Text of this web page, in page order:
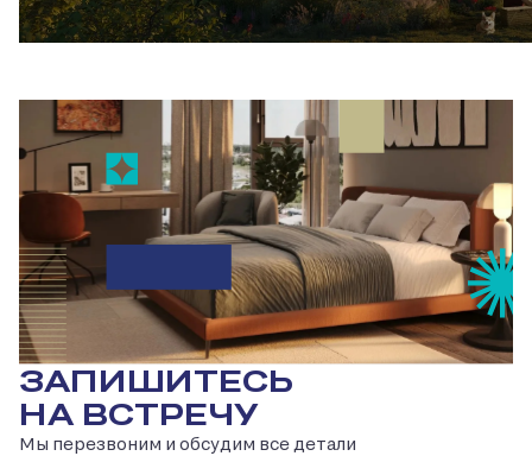
ЗАПИШИТЕСЬ
НА ВСТРЕЧУ
Мы перезвоним и обсудим все детали